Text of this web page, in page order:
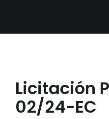
Licitación
02/24-EC